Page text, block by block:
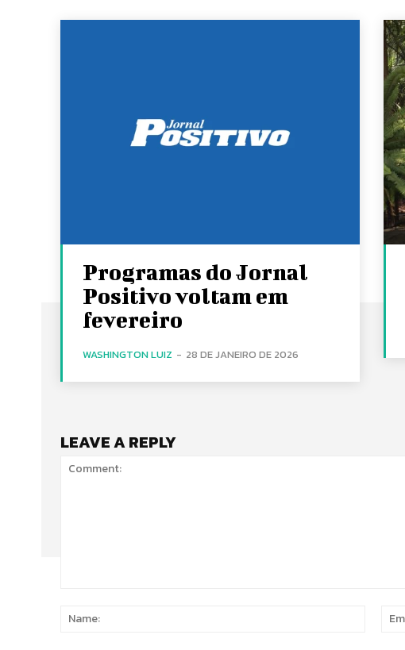
Programas do Jornal
Positivo voltam em
fevereiro
WASHINGTON LUIZ - 28 DE JANEIRO DE 2026
LEAVE A REPLY
Name: